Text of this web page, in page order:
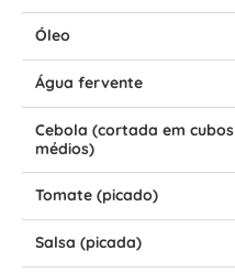
Óleo
Água fervente
Cebola (cortada em cubos
médios)
Tomate (picado)
Salsa (picada)